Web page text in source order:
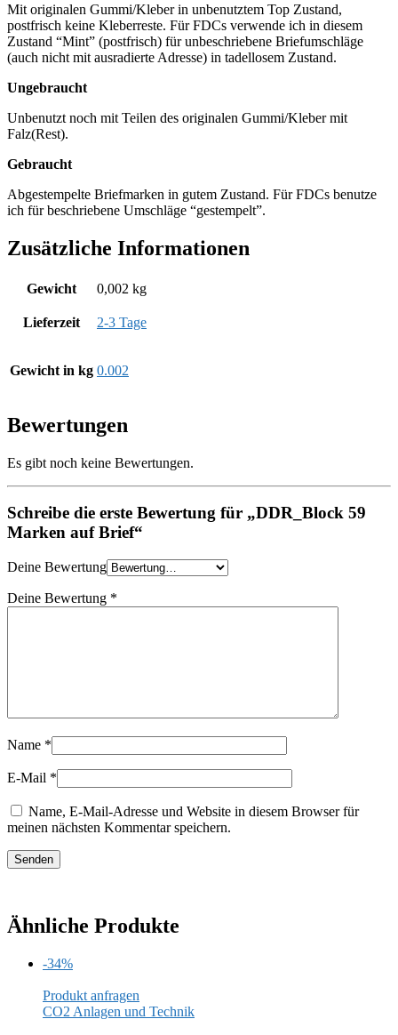
Mit originalen Gummi/Kleber in unbenutztem Top Zustand,
postfrisch keine Kleberreste. Für FDCs verwende ich in diesem
Zustand “Mint” (postfrisch) für unbeschriebene Briefumschläge
(auch nicht mit ausradierte Adresse) in tadellosem Zustand.
Ungebraucht
Unbenutzt noch mit Teilen des originalen Gummi/Kleber mit
Falz(Rest).
Gebraucht
Abgestempelte Briefmarken in gutem Zustand. Für FDCs benutze
ich für beschriebene Umschläge “gestempelt”.
Zusätzliche Informationen
Gewicht 0,002 kg
Lieferzeit 2-3 Tage
Gewicht in kg 0.002
Bewertungen
Es gibt noch keine Bewertungen.
Schreibe die erste Bewertung für „DDR_Block 59
Marken auf Brief“
Deine Bewertung
Deine Bewertung *
Name *
E-Mail *
Name, E-Mail-Adresse und Website in diesem Browser für
meinen nächsten Kommentar speichern.
Ähnliche Produkte
-34%
Produkt anfragen
CO2 Anlagen und Technik